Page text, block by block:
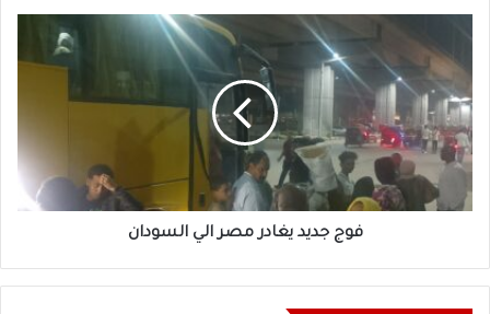
يغادر
مصر
الي
السودان
فوج جديد يغادر مصر الي السودان